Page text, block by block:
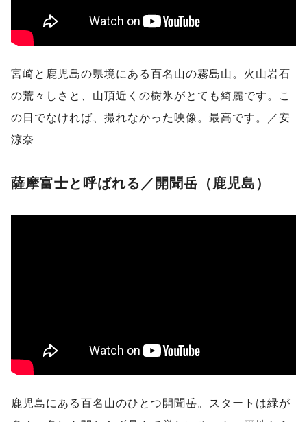
宮崎と鹿児島の県境にある百名山の霧島山。火山岩石
の荒々しさと、山頂近くの樹氷がとても綺麗です。こ
の日でなければ、撮れなかった映像。最高です。／安
涼奈
薩摩富士と呼ばれる／開聞岳（鹿児島）
鹿児島にある百名山のひとつ開聞岳。スタートは緑が